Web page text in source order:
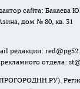
сайта: Бакаева
дом № 80, кв. 31
редакции:
отдела: